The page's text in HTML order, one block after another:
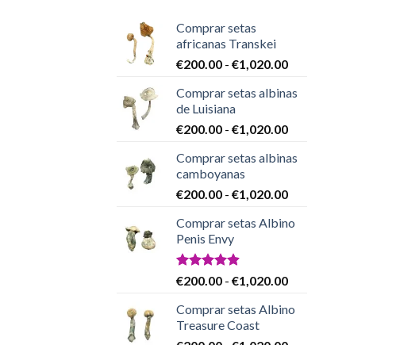
Comprar setas
africanas Transkei
€200.00 - €1,020.00Rango
precios:
€200.00
€1,020.00
Comprar setas albinas
de Luisiana
€200.00 - €1,020.00Rango
precios:
€200.00
€1,020.00
Comprar setas albinas
camboyanas
€200.00 - €1,020.00Rango
precios:
hasta
Comprar setas Albino
Penis Envy
Valorado
de 5
€200.00 - €1,020.00Rango
precios:
Comprar setas Albino
Treasure Coast